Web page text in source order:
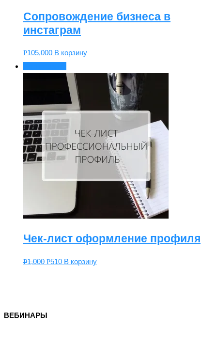
Сопровождение бизнеса в
инстаграм
Р105,000 В корзину
Чек-лист оформление профиля
Р1,000 Р510 В корзину
ВЕБИНАРЫ